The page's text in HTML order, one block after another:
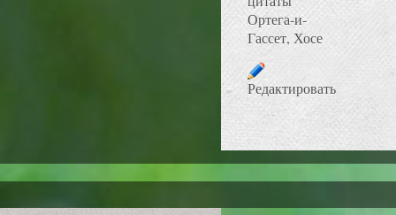
Ортега-и-
Гассет, Хосе
Редактировать